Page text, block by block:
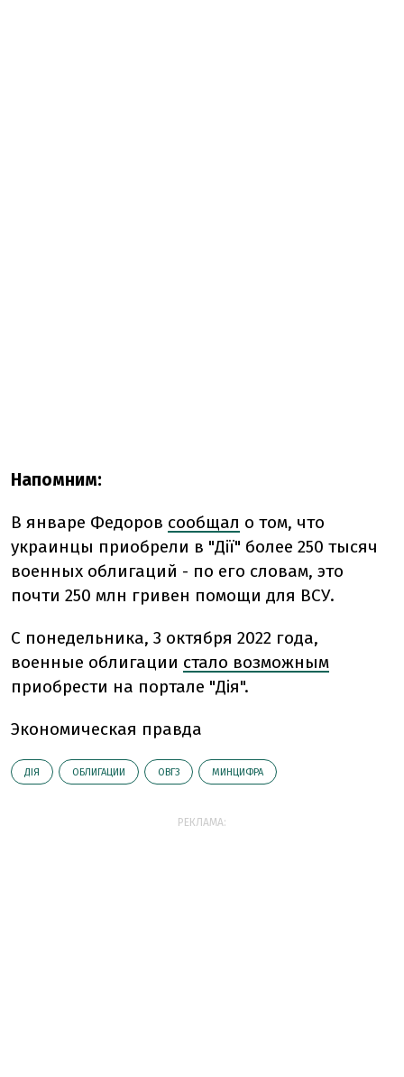
Напомним:
В январе Федоров сообщал о том, что
украинцы приобрели в "Дії" более 250 тысяч
военных облигаций - по его словам, это
почти 250 млн гривен помощи для ВСУ.
С понедельника, 3 октября 2022 года,
военные облигации стало возможным
приобрести на портале "Дія".
Экономическая правда
ДІЯ ОБЛИГАЦИИ ОВГЗ МИНЦИФРА
РЕКЛАМА: